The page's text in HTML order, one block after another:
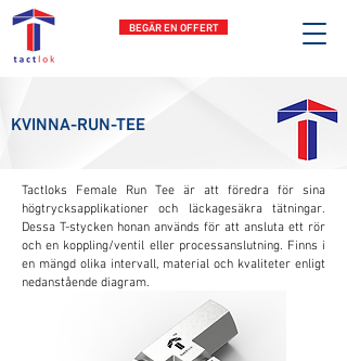
BEGÄR EN OFFERT
KVINNA-RUN-TEE
Tactloks Female Run Tee är att föredra för sina
högtrycksapplikationer och läckagesäkra tätningar.
Dessa T-stycken honan används för att ansluta ett rör
och en koppling/ventil eller processanslutning. Finns i
en mängd olika intervall, material och kvaliteter enligt
nedanstående diagram.